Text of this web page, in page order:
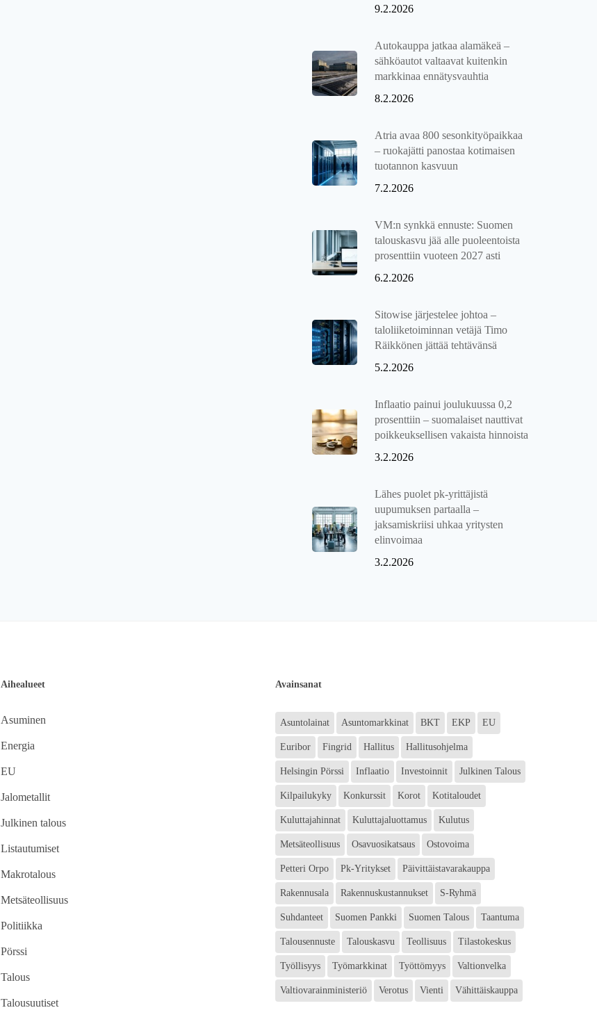
9.2.2026
Autokauppa jatkaa alamäkeä –
sähköautot valtaavat kuitenkin
markkinaa ennätysvauhtia
8.2.2026
Atria avaa 800 sesonkityöpaikkaa
– ruokajätti panostaa kotimaisen
tuotannon kasvuun
7.2.2026
VM:n synkkä ennuste: Suomen
talouskasvu jää alle puoleentoista
prosenttiin vuoteen 2027 asti
6.2.2026
Sitowise järjestelee johtoa –
taloliiketoiminnan vetäjä Timo
Räikkönen jättää tehtävänsä
5.2.2026
Inflaatio painui joulukuussa 0,2
prosenttiin – suomalaiset nauttivat
poikkeuksellisen vakaista hinnoista
3.2.2026
Lähes puolet pk-yrittäjistä
uupumuksen partaalla –
jaksamiskriisi uhkaa yritysten
elinvoimaa
3.2.2026
Aihealueet
Asuminen
Energia
EU
Jalometallit
Julkinen talous
Listautumiset
Makrotalous
Metsäteollisuus
Politiikka
Pörssi
Talous
Talousuutiset
Avainsanat
Asuntolainat Asuntomarkkinat BKT EKP EU
Euribor Fingrid Hallitus Hallitusohjelma
Helsingin Pörssi Inflaatio Investoinnit Julkinen Talous
Kilpailukyky Konkurssit Korot Kotitaloudet
Kuluttajahinnat Kuluttajaluottamus Kulutus
Metsäteollisuus Osavuosikatsaus Ostovoima
Petteri Orpo Pk-Yritykset Päivittäistavarakauppa
Rakennusala Rakennuskustannukset S-Ryhmä
Suhdanteet Suomen Pankki Suomen Talous Taantuma
Talousennuste Talouskasvu Teollisuus Tilastokeskus
Työllisyys Työmarkkinat Työttömyys Valtionvelka
Valtiovarainministeriö Verotus Vienti Vähittäiskauppa